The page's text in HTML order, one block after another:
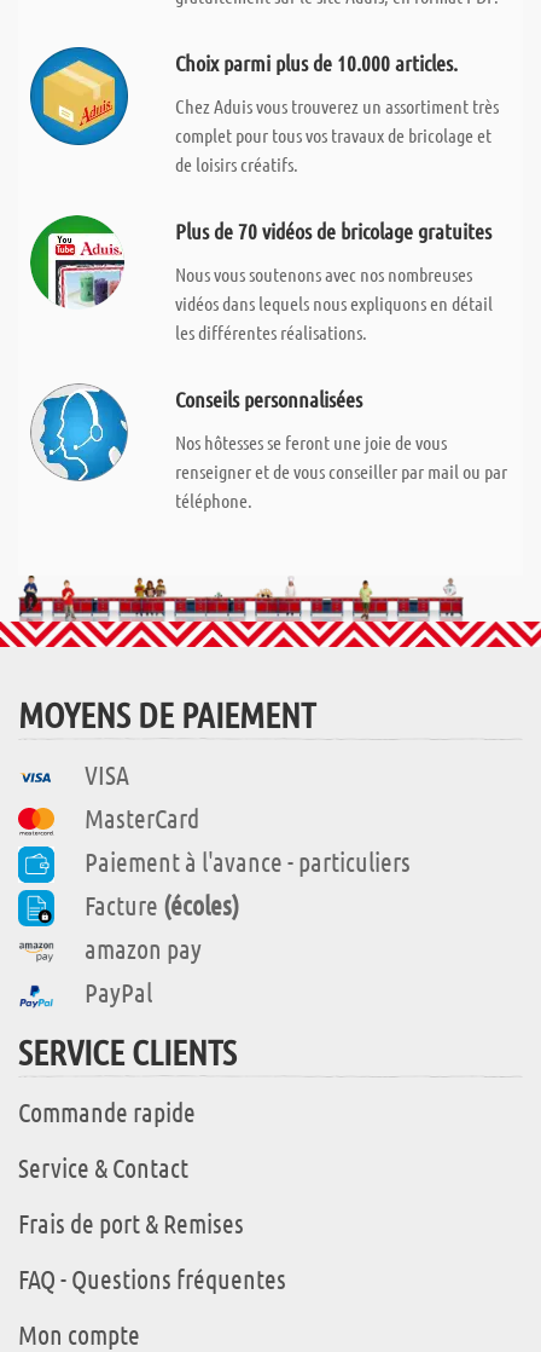
Choix parmi plus de 10.000 articles.
Chez Aduis vous trouverez un assortiment très
complet pour tous vos travaux de bricolage et
de loisirs créatifs.
Plus de 70 vidéos de bricolage gratuites
Nous vous soutenons avec nos nombreuses
vidéos dans lequels nous expliquons en détail
les différentes réalisations.
Conseils personnalisées
Nos hôtesses se feront une joie de vous
renseigner et de vous conseiller par mail ou par
téléphone.
MOYENS DE PAIEMENT
VISA
MasterCard
Paiement à l'avance - particuliers
Facture (écoles)
amazon pay
PayPal
SERVICE CLIENTS
Commande rapide
Service & Contact
Frais de port & Remises
FAQ - Questions fréquentes
Mon compte